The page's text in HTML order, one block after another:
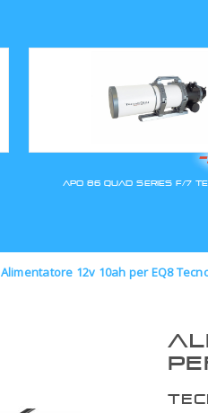
Alimentatore 12v 10ah per EQ8